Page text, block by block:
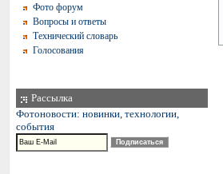
Фото форум
Вопросы и ответы
Технический словарь
Голосования
Рассылка
Фотоновости: новинки, технологии,
события